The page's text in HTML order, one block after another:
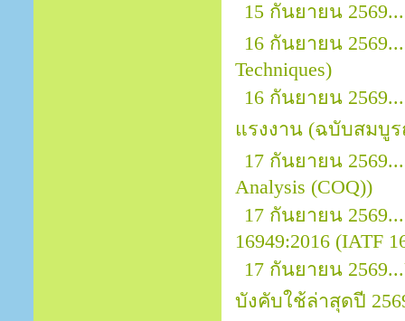
15 กันยายน
16 กันยายน
Techniques)
16 กันยายน
แรงงาน (ฉบับสมบู
17 กันยายน
Analysis (COQ))
17 กันยายน
16949:2016 (IATF
17 กันยายน
บังคับใช้ล่าสุดปี